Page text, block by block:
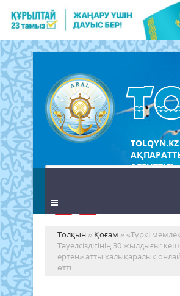
TOLQYN.KZ
АГЕНТТІГІ
Толқын » Қоғам » «Түркі
Тәуелсіздігінің 30 жылдығы:
ертең» атты халықаралық
өтті